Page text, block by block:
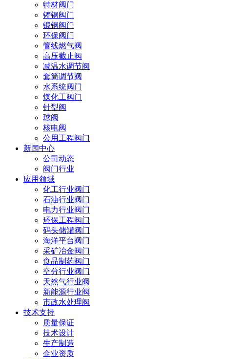
特材阀门
铸钢阀门
锻钢阀门
环保阀门
管线燃气阀
高压截止阀
减温水调节阀
套筒调节阀
水系统阀门
煤化工阀门
针型阀
球阀
核电阀
公用工程阀门
新闻中心
公司动态
阀门行业
应用领域
化工行业阀门
石油行业阀门
电力行业阀门
环保工程阀门
码头储罐阀门
海洋平台阀门
采矿冶金阀门
食品制药阀门
空分行业阀门
天然气行业阀
新能源行业阀
市政水处理阀
技术支持
质量保证
技术设计
生产制造
企业资质